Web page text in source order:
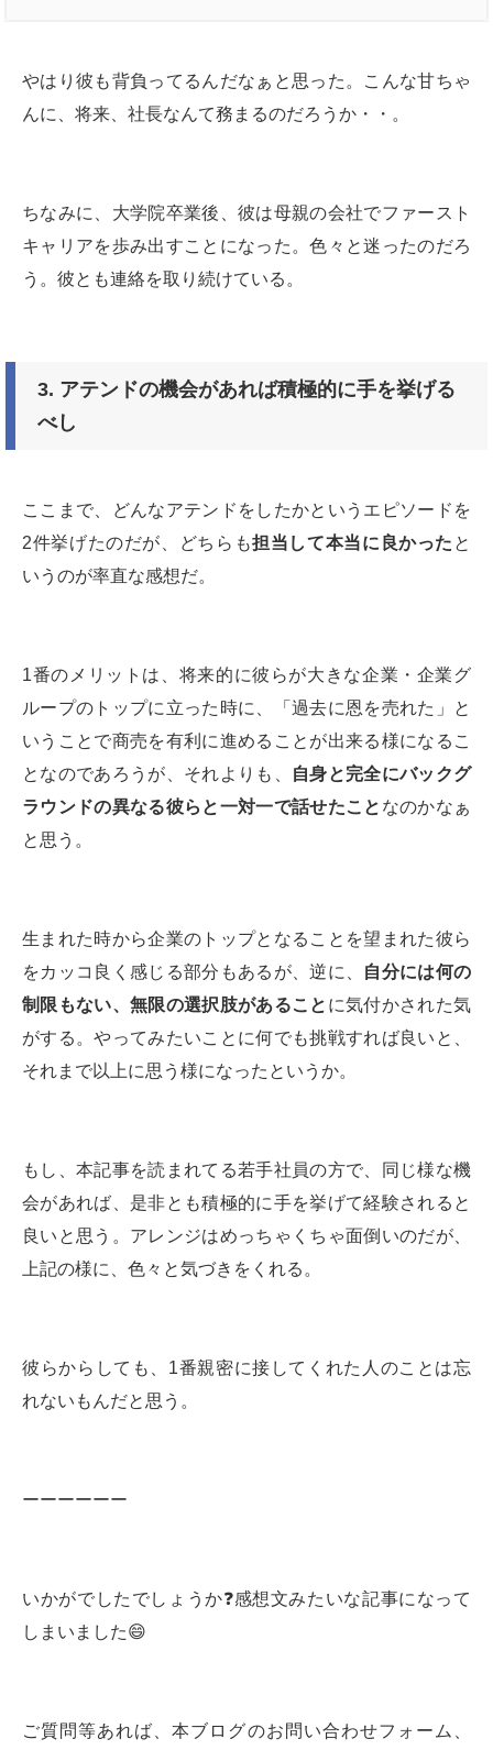
やはり彼も背負ってるんだなぁと思った。こんな甘ちゃ
んに、将来、社長なんて務まるのだろうか・・。
ちなみに、大学院卒業後、彼は母親の会社でファースト
キャリアを歩み出すことになった。色々と迷ったのだろ
う。彼とも連絡を取り続けている。
3. アテンドの機会があれば積極的に手を挙げる
べし
ここまで、どんなアテンドをしたかというエピソードを
2件挙げたのだが、どちらも担当して本当に良かった と
いうのが率直な感想だ。
1番のメリットは、将来的に彼らが大きな企業・企業グ
ループのトップに立った時に、「過去に恩を売れた」と
いうことで商売を有利に進めることが出来る様になるこ
となのであろうが、それよりも、
自身と完全にバックグ
ラウンドの異なる彼らと一対一で話せたこと なのかなぁ
と思う。
生まれた時から企業のトップとなることを望まれた彼ら
をカッコ良く感じる部分もあるが、逆に、 自分には何の
制限もない、無限の選択肢があること に気付かされた気
がする。やってみたいことに何でも挑戦すれば良いと、
それまで以上に思う様になったというか。
もし、本記事を読まれてる若手社員の方で、同じ様な機
会があれば、是非とも積極的に手を挙げて経験されると
良いと思う。アレンジはめっちゃくちゃ面倒いのだが、
上記の様に、色々と気づきをくれる。
彼らからしても、1番親密に接してくれた人のことは忘
れないもんだと思う。
ーーーーーー
いかがでしたでしょうか❓感想文みたいな記事になって
しまいました😄
ご質問等あれば、本ブログのお問い合わせフォーム、